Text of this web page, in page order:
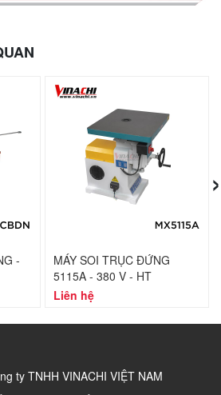
-
MÁY SOI TRỤC ĐỨNG
5115A - 380 V - HT
Liên hệ
›
ty TNHH VINACHI VIỆT NAM